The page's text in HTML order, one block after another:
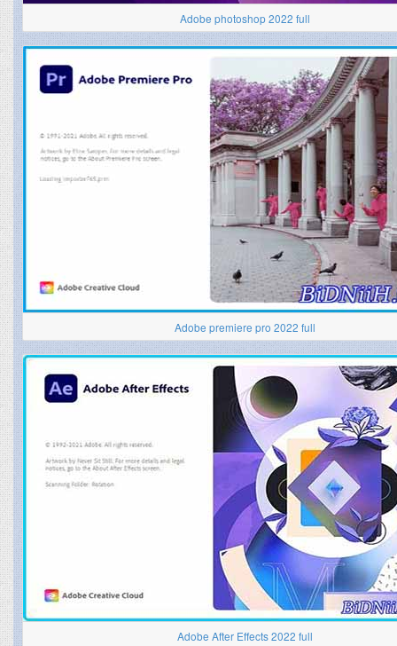
Adobe photoshop 2022 full
Adobe premiere pro 2022 full
Adobe After Effects 2022 full